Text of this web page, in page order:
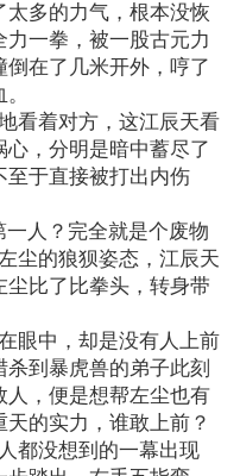
多的力气，根本没恢
一拳，被一股古元力
在了几米开外，哼了
着对方，这江辰天看
，分明是暗中蓄尽了
至于直接被打出内伤
人？完全就是个废物
尘的狼狈姿态，江辰天
比了比拳头，转身带
中，却是没有人上前
到暴虎兽的弟子此刻
人，便是想帮左尘也有
的实力，谁敢上前？
没想到的一幕出现